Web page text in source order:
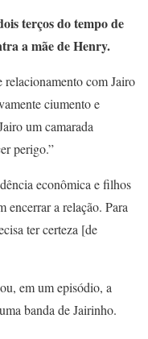
terços do tempo de
a mãe de Henry.
com Jairo
ciumento e
um camarada
perigo.”
econômica e filhos
encerrar a relação. Para
ter certeza [de
em um episódio, a
banda de Jairinho.